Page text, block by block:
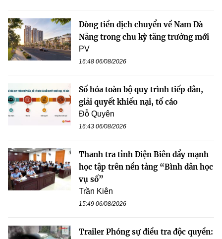
Dòng tiền dịch chuyển về Nam Đà
Nẵng trong chu kỳ tăng trưởng mới
PV
16:48 06/08/2026
Số hóa toàn bộ quy trình tiếp dân,
giải quyết khiếu nại, tố cáo
Đỗ Quyên
16:43 06/08/2026
Thanh tra tỉnh Điện Biên đẩy mạnh
học tập trên nền tảng “Bình dân học
vụ số”
Trần Kiên
15:49 06/08/2026
Trailer Phóng sự điều tra độc quyền: